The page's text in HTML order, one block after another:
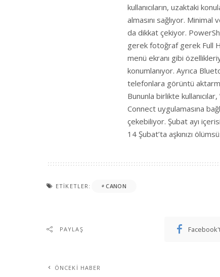
kullanıcıların, uzaktaki
almasını sağlıyor. Minimal
da dikkat çekiyor.
gerek fotoğraf gerek Full
menü ekranı gibi
konumlanıyor. Ayrıca
telefonlara görüntü
Bununla birlikte
Connect uygulamasına
çekebiliyor. Şubat ayı
14 Şubat’ta aşkınızı
ETIKETLER: CANON
PAYLAŞ
ÖNCEKI HABER